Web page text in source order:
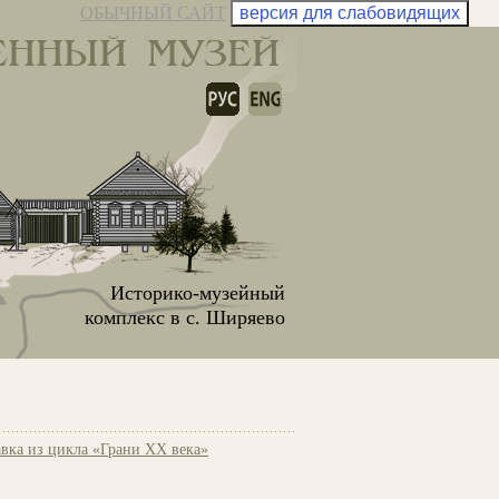
ОБЫЧНЫЙ САЙТ версия для слабовидящих
МУЗЕЙ
Историко-музейный
комплекс в с. Ширяево
из цикла «Грани XX века»